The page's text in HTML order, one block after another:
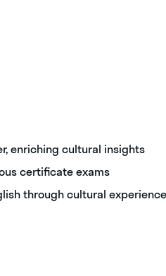
enriching cultural insights
certificate exams
through cultural